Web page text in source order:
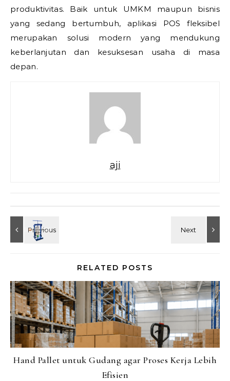
produktivitas. Baik untuk UMKM maupun bisnis
yang sedang bertumbuh, aplikasi POS fleksibel
merupakan solusi modern yang mendukung
keberlanjutan dan kesuksesan usaha di masa
depan.
aji
RELATED POSTS
Hand Pallet untuk Gudang agar Proses Kerja Lebih
Efisien